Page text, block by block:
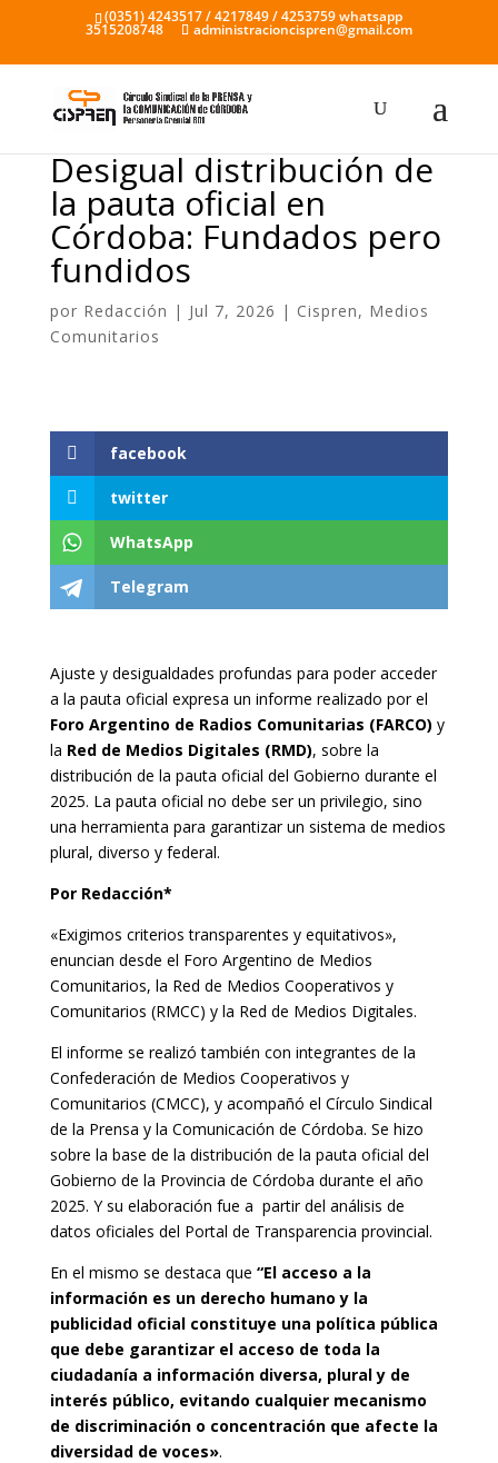
(0351) 4243517 / 4217849 / 4253759 whatsapp
3515208748 administracioncispren@gmail.com
Desigual distribución de
la pauta oficial en
Córdoba: Fundados pero
fundidos
por Redacción | Jul 7, 2026 | Cispren, Medios
Comunitarios
facebook
twitter
WhatsApp
Telegram
Ajuste y desigualdades profundas para poder acceder
a la pauta oficial expresa un informe realizado por el
Foro Argentino de Radios Comunitarias (FARCO) y
la Red de Medios Digitales (RMD), sobre la
distribución de la pauta oficial del Gobierno durante el
2025. La pauta oficial no debe ser un privilegio, sino
una herramienta para garantizar un sistema de medios
plural, diverso y federal.
Por Redacción*
«Exigimos criterios transparentes y equitativos»,
enuncian desde el Foro Argentino de Medios
Comunitarios, la Red de Medios Cooperativos y
Comunitarios (RMCC) y la Red de Medios Digitales.
El informe se realizó también con integrantes de la
Confederación de Medios Cooperativos y
Comunitarios (CMCC), y acompañó el Círculo Sindical
de la Prensa y la Comunicación de Córdoba. Se hizo
sobre la base de la distribución de la pauta oficial del
Gobierno de la Provincia de Córdoba durante el año
2025. Y su elaboración fue a partir del análisis de
datos oficiales del Portal de Transparencia provincial.
En el mismo se destaca que “El acceso a la
información es un derecho humano y la
publicidad oficial constituye una política pública
que debe garantizar el acceso de toda la
ciudadanía a información diversa, plural y de
interés público, evitando cualquier mecanismo
de discriminación o concentración que afecte la
diversidad de voces».